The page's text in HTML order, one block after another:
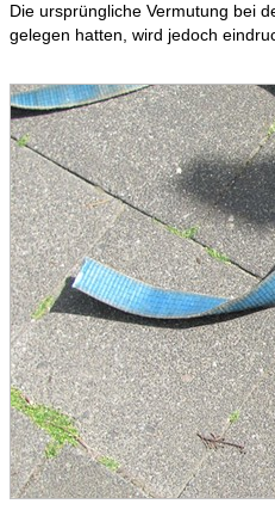
Die ursprüngliche Vermutung bei
gelegen hatten, wird jedoch